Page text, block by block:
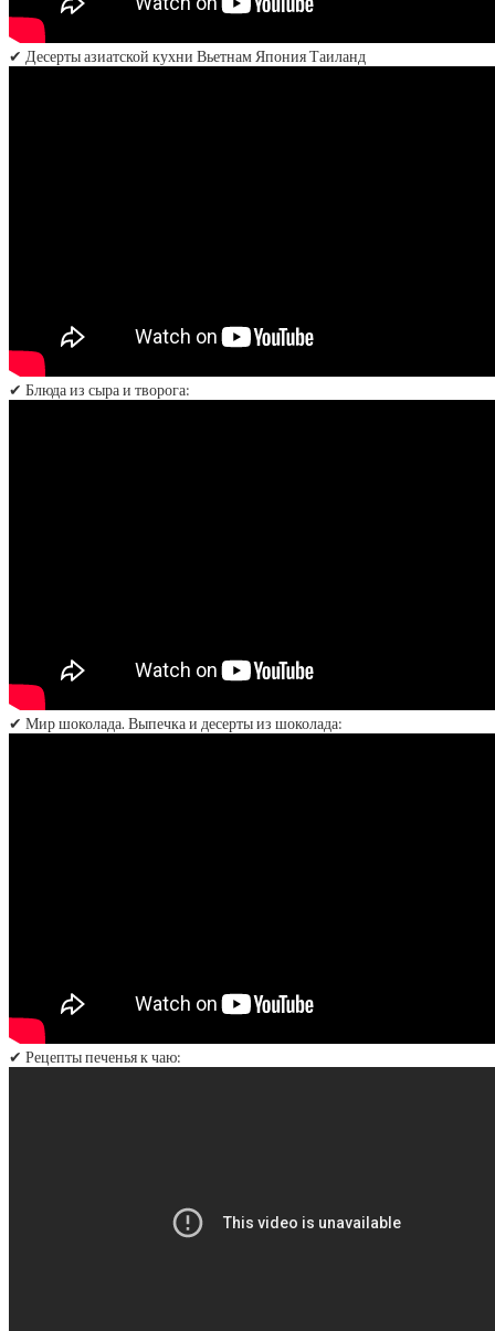
✔ Десерты азиатской кухни Вьетнам Япония Таиланд
✔ Блюда из сыра и творога:
✔ Мир шоколада. Выпечка и десерты из шоколада:
✔ Рецепты печенья к чаю: